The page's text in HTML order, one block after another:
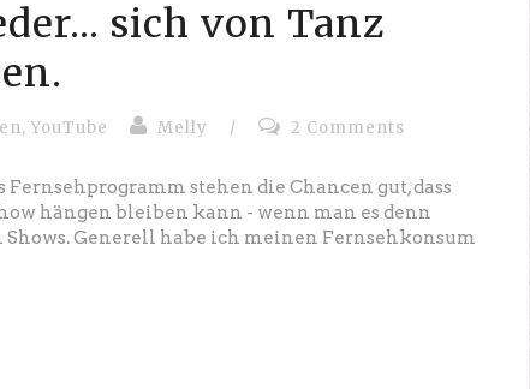
sich von Tanz
,YouTube Melly / 2 Comments
stehen die Chancen gut, dass
hängen bleiben kann - wenn man es denn
Generell habe ich meinen Fernsehkonsum